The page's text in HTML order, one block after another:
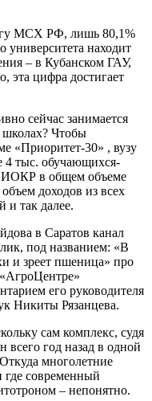
МСХ РФ, лишь 80,1%
университета находит
– в Кубанском ГАУ,
эта цифра достигает
сейчас занимается
Чтобы
«Приоритет-30» , вузу
4 тыс. обучающихся-
в общем объеме
доходов из всех
и так далее.
в Саратов канал
под названием: «В
и зреет пшеница» про
его руководителя
Никиты Рязанцева.
сам комплекс, судя
всего год назад в одной
многолетние
где современный
– непонятно.